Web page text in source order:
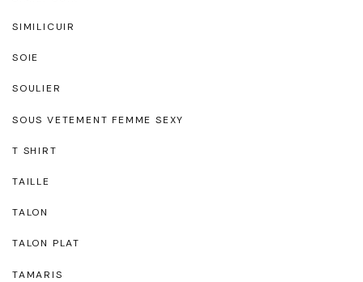
SIMILICUIR
SOIE
SOULIER
SOUS VETEMENT FEMME SEXY
T SHIRT
TAILLE
TALON
TALON PLAT
TAMARIS